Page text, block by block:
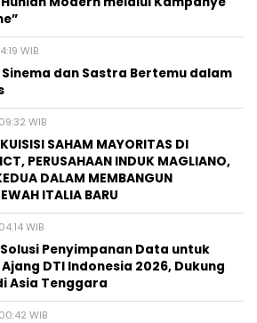
WIB
Sinema dan Sastra Bertemu dalam
WIB
SAHAM MAYORITAS DI
PERUSAHAAN INDUK MAGLIANO,
DALAM MEMBANGUN
ITALIA BARU
WIB
Solusi Penyimpanan Data untuk
DTI Indonesia 2026, Dukung
Asia Tenggara
WIB